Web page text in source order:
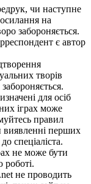
чи наступне
на
забороняється.
є автор
творів
для осіб
іграх може
правил
виявленні перших
спеціаліста.
не може бути
роботі.
не проводить